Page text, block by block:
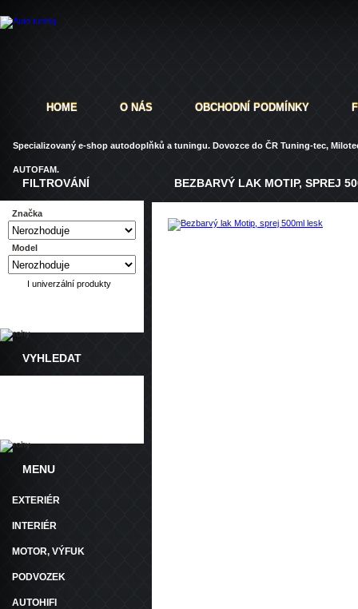
BEZBARVÝ LAK MOTIP, SPREJ
FILTROVÁNÍ
Značka
Model
I univerzální produkty
VYHLEDAT
MENU
EXTERIÉR
INTERIÉR
MOTOR, VÝFUK
PODVOZEK
AUTOHIFI
HOME O NÁS OBCHODNÍ PODMÍNKY
Specializovaný e-shop autodoplňků a tuningu. Dovozce do ČR Tuning-tec,
AUTOFAM.